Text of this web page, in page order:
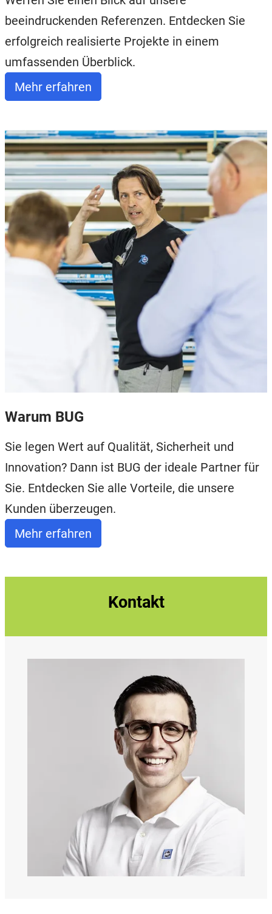
beeindruckenden Referenzen. Entdecken Sie
erfolgreich realisierte Projekte in einem
umfassenden Überblick.
Mehr erfahren
Warum BUG
Sie legen Wert auf Qualität, Sicherheit und
Innovation? Dann ist BUG der ideale Partner für
Sie. Entdecken Sie alle Vorteile, die unsere
Kunden überzeugen.
Mehr erfahren
Kontakt